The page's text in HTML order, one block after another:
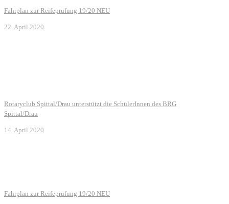
Fahrplan zur Reifeprüfung 19/20 NEU
22. April 2020
Rotaryclub Spittal/Drau unterstützt die SchülerInnen des BRG
Spittal/Drau
14. April 2020
Fahrplan zur Reifeprüfung 19/20 NEU